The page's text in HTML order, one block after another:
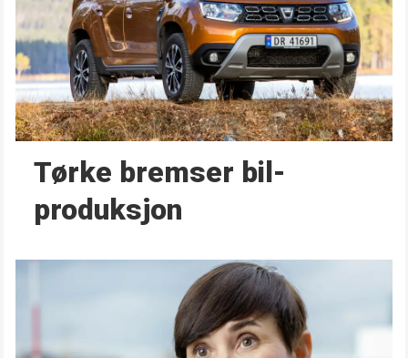
Tørke bremser bil­
produksjon